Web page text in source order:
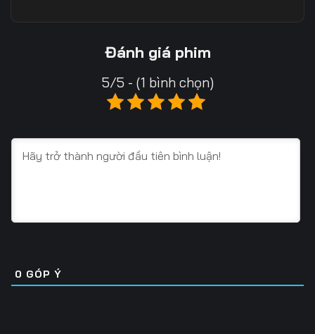
Tập 25
Tập 30 Tập 31
Tập 36 Tập 37 Tập 38
Tập 42 Tập 43 Tập 44
Đánh giá phim
5/5 - (1 bình chọn)
0 GÓP Ý